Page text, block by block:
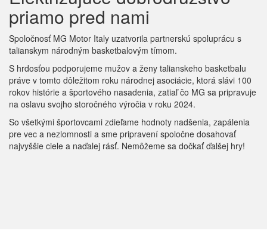
priamo pred nami
Spoločnosť MG Motor Italy uzatvorila partnerskú spoluprácu s
talianskym národným basketbalovým tímom.
S hrdosťou podporujeme mužov a ženy talianskeho basketbalu
práve v tomto dôležitom roku národnej asociácie, ktorá slávi 100
rokov histórie a športového nasadenia, zatiaľ čo MG sa pripravuje
na oslavu svojho storočného výročia v roku 2024.
So všetkými športovcami zdieľame hodnoty nadšenia, zapálenia
pre vec a nezlomnosti a sme pripravení spoločne dosahovať
najvyššie ciele a naďalej rásť. Nemôžeme sa dočkať ďalšej hry!